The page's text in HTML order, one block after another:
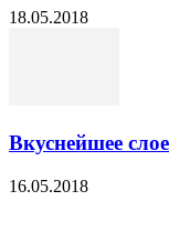
18.05.2018
Вкуснейшее
16.05.2018